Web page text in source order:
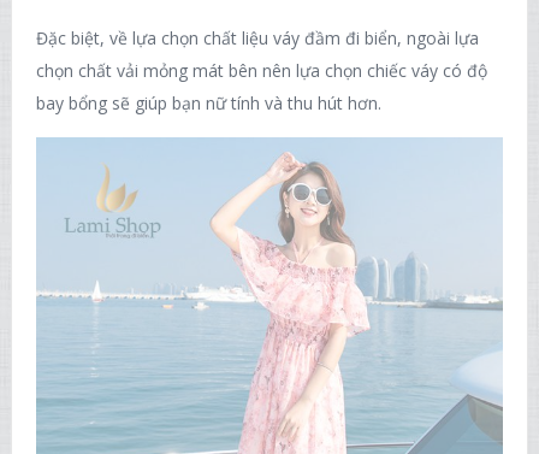
Đặc biệt, về lựa chọn chất liệu váy đầm đi biển, ngoài lựa
chọn chất vải mỏng mát bên nên lựa chọn chiếc váy có độ
bay bổng sẽ giúp bạn nữ tính và thu hút hơn.